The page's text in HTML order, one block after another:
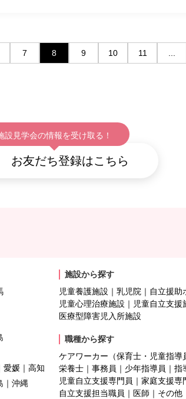
7 8 9 10 11
設見学会の情報を受け取る！
お友だち登録はこちら
愛媛
高知
沖縄
施設から探す
児童養護施設
乳児院 自立援助
児童心理治療施設
児童自立支援
医療型障害児入所施設
職種から探す
ケアワーカー（保育士・児童指導
栄養士
事務員 少年指導員 指
児童自立支援専門員
家庭支援専
自立支援担当職員
医師 その他